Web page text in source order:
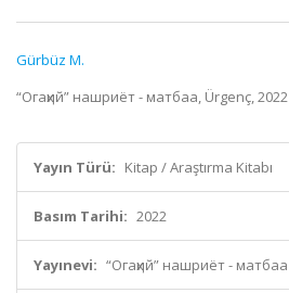
Gürbüz M.
“Огаҳий” нашриёт - матбаа, Ürgenç, 2022
Yayın Türü: Kitap / Araştırma Kitabı
Basım Tarihi: 2022
Yayınevi: “Огаҳий” нашриёт - матбаа